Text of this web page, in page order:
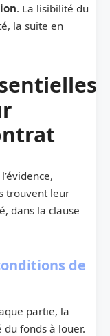
. La lisibilité du
la suite en
trouvent leur
dans la clause
de
partie, la
fonds à louer.